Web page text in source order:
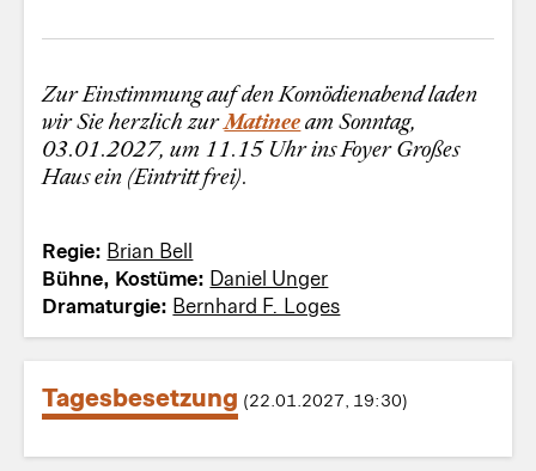
Zur Einstimmung auf den Komödienabend laden
wir Sie herzlich zurMatineeam Sonntag,
03.01.2027, um 11.15 Uhr ins Foyer Großes
Haus ein (Eintritt frei).
Regie: Brian Bell
Bühne, Kostüme: Daniel Unger
Dramaturgie: Bernhard F. Loges
Tagesbesetzung (22.01.2027, 19:30)